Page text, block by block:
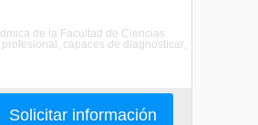
de la Facultad de Ciencias
capaces de diagnosticar,
Solicitar información